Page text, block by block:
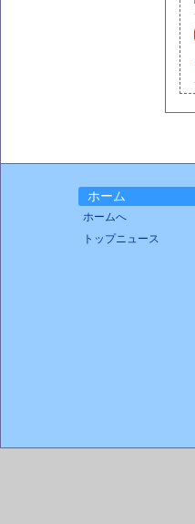
ホーム
ホームへ
トップニュース